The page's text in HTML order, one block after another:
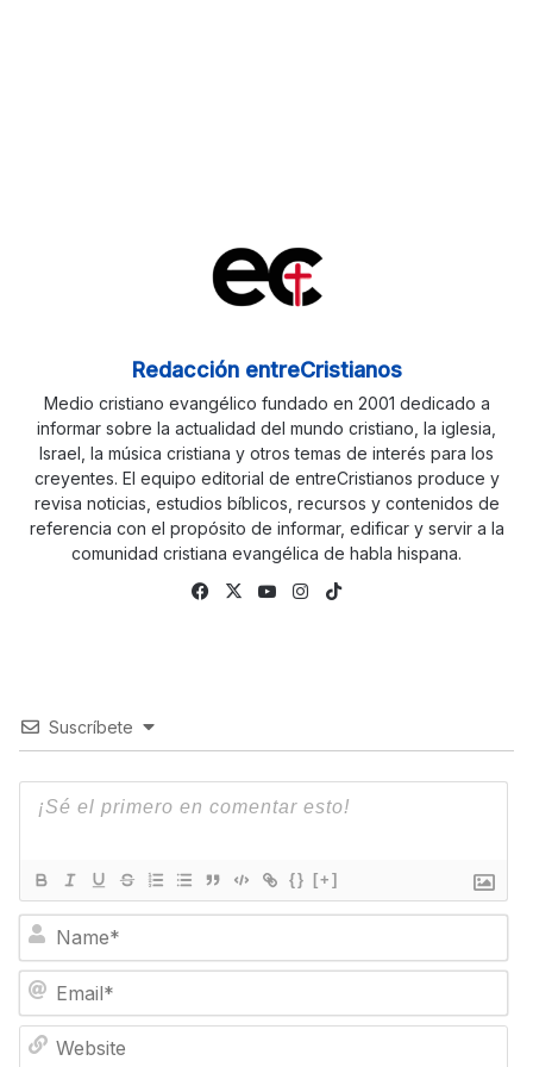
Redacción entreCristianos
Medio cristiano evangélico fundado en 2001 dedicado a
informar sobre la actualidad del mundo cristiano, la iglesia,
Israel, la música cristiana y otros temas de interés para los
creyentes. El equipo editorial de entreCristianos produce y
revisa noticias, estudios bíblicos, recursos y contenidos de
referencia con el propósito de informar, edificar y servir a la
comunidad cristiana evangélica de habla hispana.
Facebook
X YouTubeInstagram
Suscríbete
{} [+]
m
a